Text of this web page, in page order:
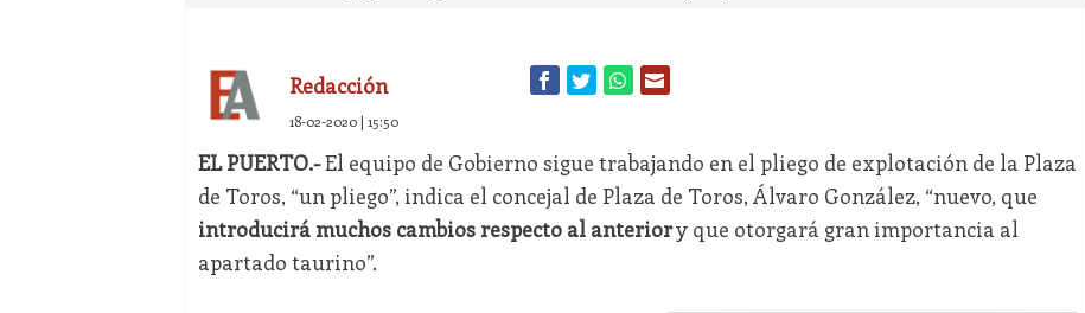
Redacción
18-02-2020 | 15:50
EL PUERTO.-El equipo de Gobierno sigue trabajando en el pliego de explotación de la Plaza
de Toros, “un pliego”, indica el concejal de Plaza de Toros, Álvaro González, “nuevo, que
introducirá muchos cambios respecto al anteriory que otorgará gran importancia al
apartado taurino”.